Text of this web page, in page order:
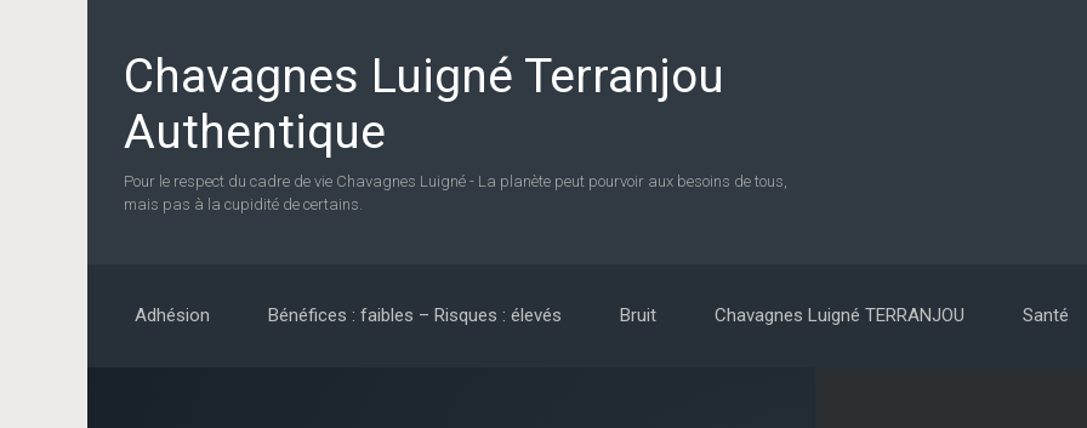
Chavagnes Luigné Terranjou
Authentique
Pour le respect du cadre de vie Chavagnes Luigné - La planète peut pourvoir aux besoins de tous,
mais pas à la cupidité de certains.
Adhésion Bénéfices : faibles – Risques : élevés Bruit Chavagnes Luigné TERRANJOU Santé